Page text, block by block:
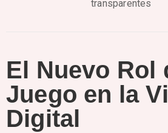
transparentes
El Nuevo Rol
Juego en la
Digital